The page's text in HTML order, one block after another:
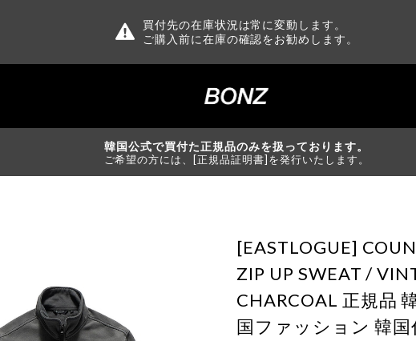
買付先の在庫状況は常に変動します。
ご購入前に在庫の確認をお勧めします。
韓国公式で買付た正規品のみを扱っております。
ご希望の方には、[正規品証明書]を発行いたします。
[EASTLOGUE]
ZIP UP SWEAT /
CHARCOAL 正規品
国ファッション 韓国